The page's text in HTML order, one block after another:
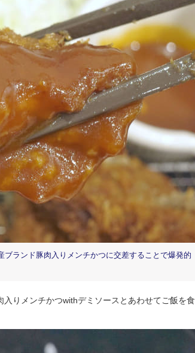
ランド豚肉入りメンチかつに交差することで爆発的
りメンチかつwithデミソースとあわせてご飯を食